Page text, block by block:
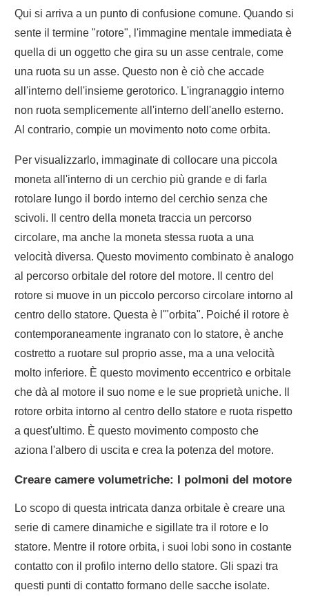
Qui si arriva a un punto di confusione comune. Quando si
sente il termine "rotore", l'immagine mentale immediata è
quella di un oggetto che gira su un asse centrale, come
una ruota su un asse. Questo non è ciò che accade
all'interno dell'insieme gerotorico. L'ingranaggio interno
non ruota semplicemente all'interno dell'anello esterno.
Al contrario, compie un movimento noto come orbita.
Per visualizzarlo, immaginate di collocare una piccola
moneta all'interno di un cerchio più grande e di farla
rotolare lungo il bordo interno del cerchio senza che
scivoli. Il centro della moneta traccia un percorso
circolare, ma anche la moneta stessa ruota a una
velocità diversa. Questo movimento combinato è analogo
al percorso orbitale del rotore del motore. Il centro del
rotore si muove in un piccolo percorso circolare intorno al
centro dello statore. Questa è l'"orbita". Poiché il rotore è
contemporaneamente ingranato con lo statore, è anche
costretto a ruotare sul proprio asse, ma a una velocità
molto inferiore. È questo movimento eccentrico e orbitale
che dà al motore il suo nome e le sue proprietà uniche. Il
rotore orbita intorno al centro dello statore e ruota rispetto
a quest'ultimo. È questo movimento composto che
aziona l'albero di uscita e crea la potenza del motore.
Creare camere volumetriche: I polmoni del motore
Lo scopo di questa intricata danza orbitale è creare una
serie di camere dinamiche e sigillate tra il rotore e lo
statore. Mentre il rotore orbita, i suoi lobi sono in costante
contatto con il profilo interno dello statore. Gli spazi tra
questi punti di contatto formano delle sacche isolate.